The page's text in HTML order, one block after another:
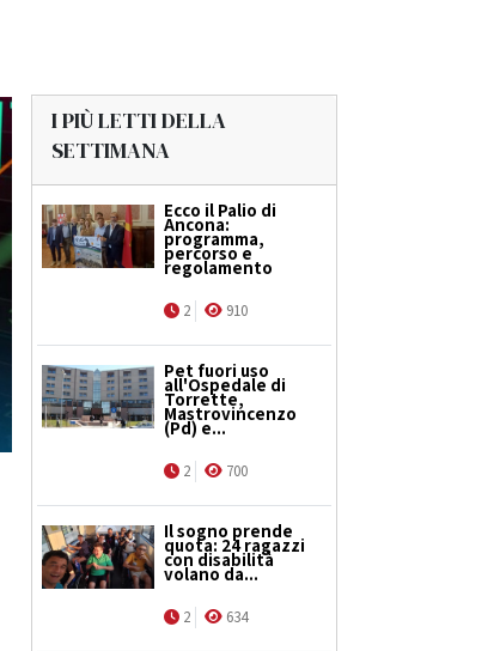
I PIÙ LETTI DELLA
SETTIMANA
Ecco il Palio di
Ancona:
programma,
percorso e
regolamento
2 910
Pet fuori uso
all'Ospedale di
Torrette,
Mastrovincenzo
(Pd) e...
2 700
Il sogno prende
quota: 24 ragazzi
con disabilità
volano da...
2 634